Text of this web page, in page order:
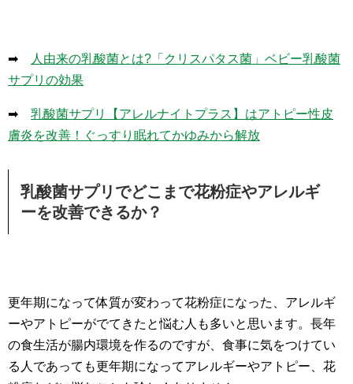
➡
人由来の乳酸菌とは?「クリスパタス菌」ベビー乳酸菌
サプリの効果
➡ 乳酸菌サプリ【アレルナイトプラス】はアトピー性皮
膚炎を改善！ぐっすり眠れてかゆみから解放
乳酸菌サプリでどこまで花粉症やアレルギ
ーを改善できるか？
更年期になって体質が変わって花粉症になった、アレルギ
ーやアトピーがでてきたと悩む人も多いと思います。長年
の食生活が腸内環境を作るのですが、食事に気をつけてい
る人であっても更年期になってアレルギーやアトピー、花